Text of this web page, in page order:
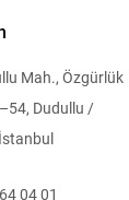
Mah., Özgürlük
Dudullu /
04 01